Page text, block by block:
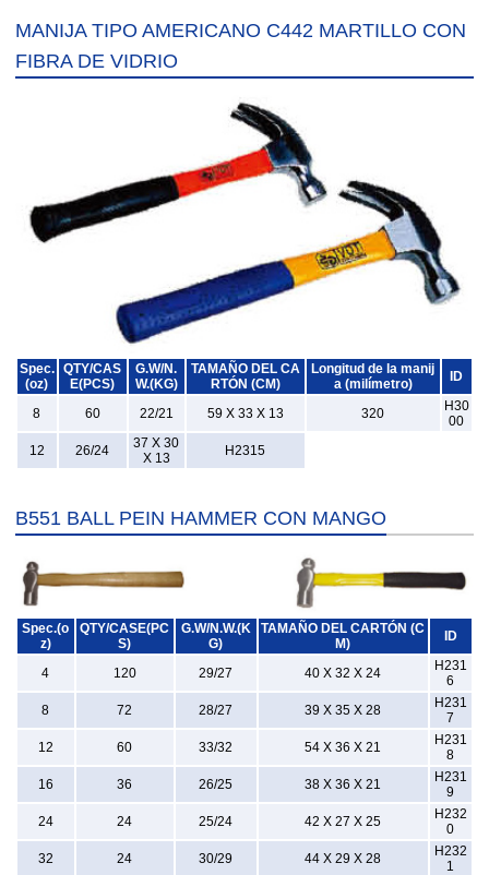
MANIJA TIPO AMERICANO C442 MARTILLO CON
FIBRA DE VIDRIO
Spec.
(oz)
QTY/CAS
E(PCS)
G.W/N.
W.(KG)
TAMAÑO DEL CA
RTÓN (CM)
Longitud de la manij
a (milímetro)
ID
8 60 22/21 59 X 33 X 13 320
H30
00
12
26/24
37 X 30
X 13
H2315
B551 BALL PEIN HAMMER CON MANGO
Spec.(o
z)
QTY/CASE(PC
S)
G.W/N.W.(K
G)
TAMAÑO DEL CARTÓN (C
M)
ID
4 120 29/27 40 X 32 X 24
H231
6
8
72 28/27 39 X 35 X 28
H231
7
12
60 33/32 54 X 36 X 21
H231
8
16
36 26/25 38 X 36 X 21
H231
9
24
24 25/24 42 X 27 X 25
H232
0
32
24 30/29 44 X 29 X 28
H232
1